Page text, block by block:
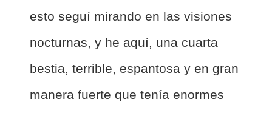
esto seguí mirando en las visiones
nocturnas, y he aquí, una cuarta
bestia, terrible, espantosa y en gran
manera fuerte que tenía enormes